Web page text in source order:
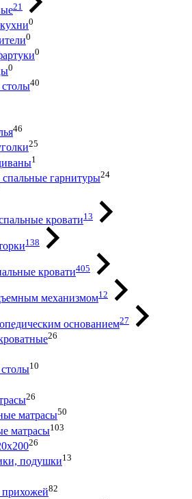
21
0
0
0
0
40
46
25
1
гарнитуры24
кровати13
138
кровати405
механизмом12
основанием27
26
10
26
матрасы50
матрасы103
26
подушки13
82